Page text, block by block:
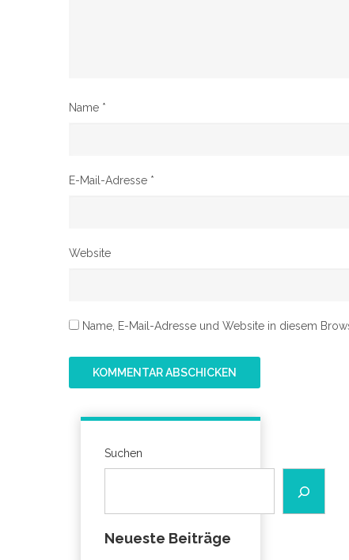
Name *
E-Mail-Adresse *
Website
Name, E-Mail-Adresse und Website in diesem
Suchen
Neueste Beiträge